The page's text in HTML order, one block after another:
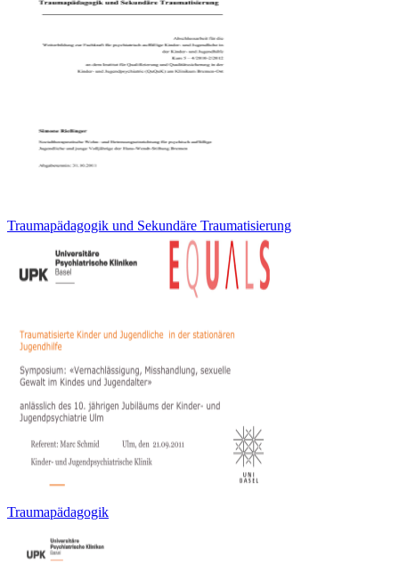
Traumapädagogik und Sekundäre Traumatisierung
Traumapädagogik